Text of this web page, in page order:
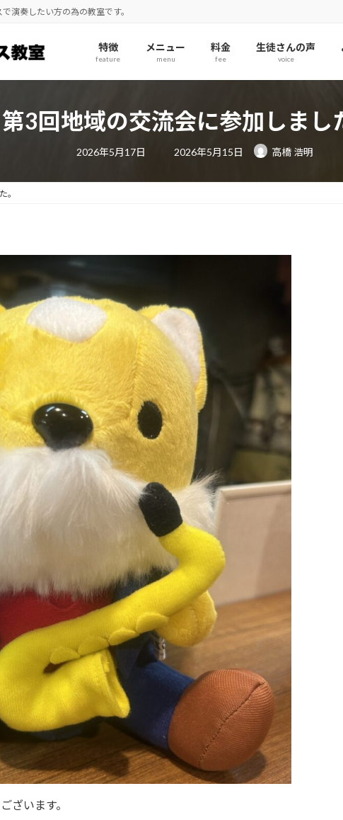
演奏したい方の為の教室です。
特徴
feature
メニュー
menu
料金
fee
生徒さんの声
voice
第3回地域の交流会に参加しまし
2026年5月17日
最
終
日
2026年5月15日 高橋 浩明
。
ざいます。